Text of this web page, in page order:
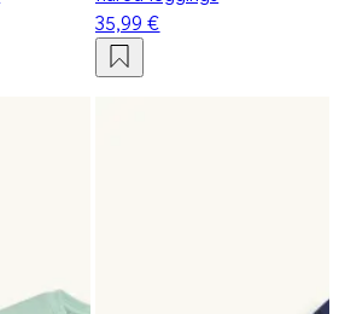
35,99 €